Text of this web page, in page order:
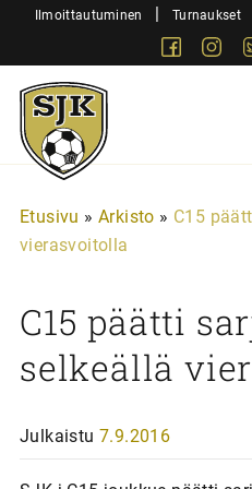
SiirryIlmoittautuminen | Turnaukset
Sjk-
Juniorit
Etusivu » Arkisto » C15
vierasvoitolla
C15 päätti
selkeällä
Julkaistu 7.9.2016